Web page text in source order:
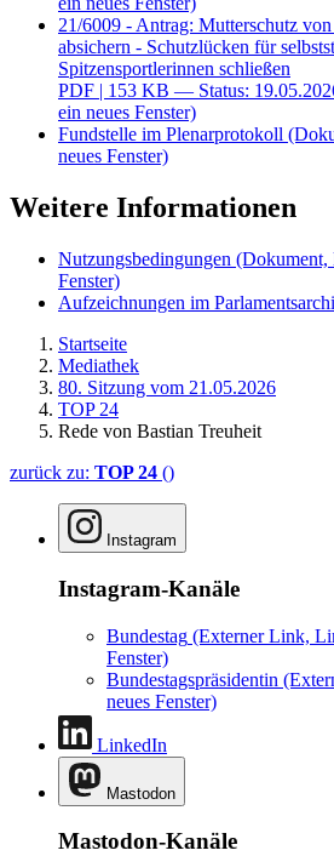
21/6009 - Antrag: Mutterschutz
absichern - Schutzlücken für
Spitzensportlerinnen schließen
PDF | 153 KB — Status:
ein neues Fenster)
Fundstelle im Plenarprotokoll
neues Fenster)
Weitere Informationen
Nutzungsbedingungen (Dokument,
Fenster)
Aufzeichnungen im
Startseite
Mediathek
80. Sitzung vom 21.05.2026
TOP 24
Rede von Bastian Treuheit
zurück zu: TOP 24 ()
Instagram
Instagram-Kanäle
Bundestag (Externer Link,
Fenster)
Bundestagspräsidentin
neues Fenster)
LinkedIn
Mastodon
Mastodon-Kanäle